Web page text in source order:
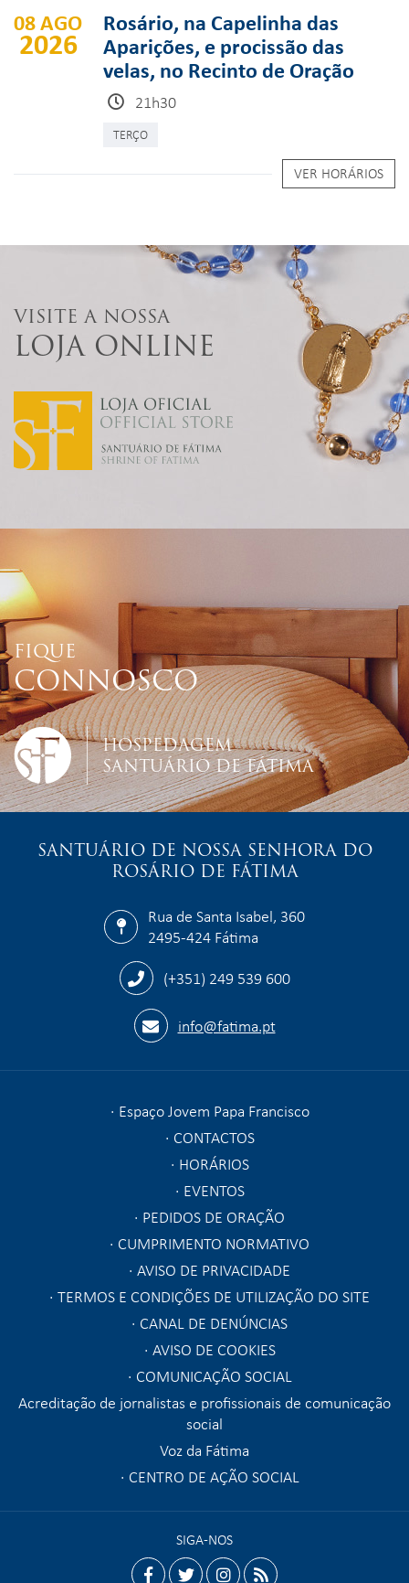
08 AGO
2026
Rosário, na Capelinha das
Aparições, e procissão das
velas, no Recinto de Oração
21h30
TERÇO
VER HORÁRIOS
VISITE A NOSSA
LOJA ONLINE
FIQUE
CONNOSCO
HOSPEDAGEM
SANTUÁRIO DE FÁTIMA
SANTUÁRIO DE NOSSA SENHORA DO
ROSÁRIO DE FÁTIMA
Rua de Santa Isabel, 360
2495-424 Fátima
(+351) 249 539 600
info@fatima.pt
Espaço Jovem Papa Francisco
CONTACTOS
HORÁRIOS
EVENTOS
PEDIDOS DE ORAÇÃO
CUMPRIMENTO NORMATIVO
AVISO DE PRIVACIDADE
TERMOS E CONDIÇÕES DE UTILIZAÇÃO DO SITE
CANAL DE DENÚNCIAS
AVISO DE COOKIES
COMUNICAÇÃO SOCIAL
Acreditação de jornalistas e profissionais de comunicação
social
Voz da Fátima
CENTRO DE AÇÃO SOCIAL
SIGA-NOS